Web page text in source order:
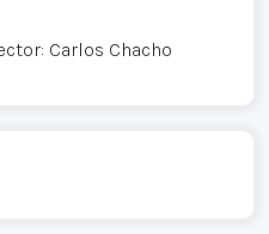
Carlos Chacho